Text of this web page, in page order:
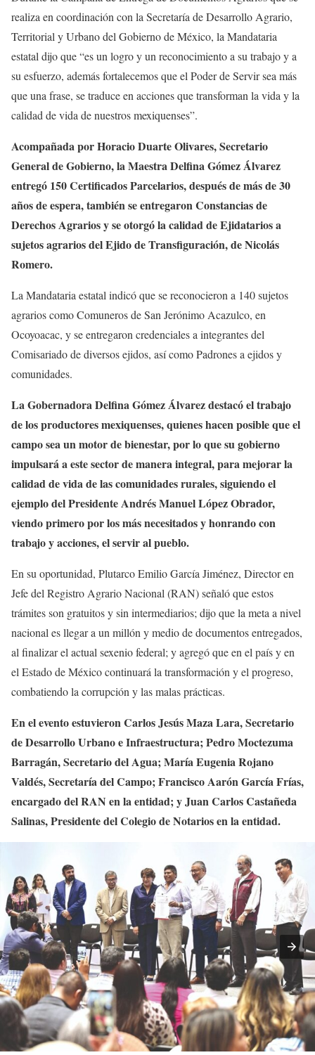
realiza en coordinación con la Secretaría de Desarrollo Agrario,
Territorial y Urbano del Gobierno de México, la Mandataria
estatal dijo que “es un logro y un reconocimiento a su trabajo y a
su esfuerzo, además fortalecemos que el Poder de Servir sea más
que una frase, se traduce en acciones que transforman la vida y la
calidad de vida de nuestros mexiquenses”.
Acompañada por Horacio Duarte Olivares, Secretario
General de Gobierno, la Maestra Delfina Gómez Álvarez
entregó 150 Certificados Parcelarios, después de más de 30
años de espera, también se entregaron Constancias de
Derechos Agrarios y se otorgó la calidad de Ejidatarios a
sujetos agrarios del Ejido de Transfiguración, de Nicolás
Romero.
La Mandataria estatal indicó que se reconocieron a 140 sujetos
agrarios como Comuneros de San Jerónimo Acazulco, en
Ocoyoacac, y se entregaron credenciales a integrantes del
Comisariado de diversos ejidos, así como Padrones a ejidos y
comunidades.
La Gobernadora Delfina Gómez Álvarez destacó el trabajo
de los productores mexiquenses, quienes hacen posible que el
campo sea un motor de bienestar, por lo que su gobierno
impulsará a este sector de manera integral, para mejorar la
calidad de vida de las comunidades rurales, siguiendo el
ejemplo del Presidente Andrés Manuel López Obrador,
viendo primero por los más necesitados y honrando con
trabajo y acciones, el servir al pueblo.
En su oportunidad, Plutarco Emilio García Jiménez, Director en
Jefe del Registro Agrario Nacional (RAN) señaló que estos
trámites son gratuitos y sin intermediarios; dijo que la meta a nivel
nacional es llegar a un millón y medio de documentos entregados,
al finalizar el actual sexenio federal; y agregó que en el país y en
el Estado de México continuará la transformación y el progreso,
combatiendo la corrupción y las malas prácticas.
En el evento estuvieron Carlos Jesús Maza Lara, Secretario
de Desarrollo Urbano e Infraestructura; Pedro Moctezuma
Barragán, Secretario del Agua; María Eugenia Rojano
Valdés, Secretaría del Campo; Francisco Aarón García Frías,
encargado del RAN en la entidad; y Juan Carlos Castañeda
Salinas, Presidente del Colegio de Notarios en la entidad.